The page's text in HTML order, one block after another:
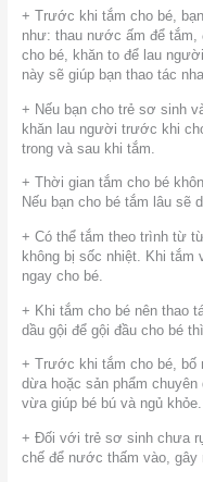
+ Trước khi tắm cho bé,
như: thau nước ấm để tắm,
cho bé, khăn to để lau
này sẽ giúp bạn thao tác
+ Nếu bạn cho trẻ sơ sinh
khăn lau người trước khi
trong và sau khi tắm.
+ Thời gian tắm cho bé
Nếu bạn cho bé tắm lâu sẽ
+ Có thể tắm theo trình từ
không bị sốc nhiệt. Khi tắm
ngay cho bé.
+ Khi tắm cho bé nên thao
dầu gội để gội đầu cho bé
+ Trước khi tắm cho bé, bố
dừa hoặc sản phẩm
vừa giúp bé bú và ngủ khỏe.
+ Đối với trẻ sơ sinh chưa
chế để nước thấm vào, gây